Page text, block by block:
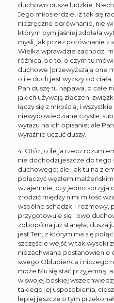
duchowo dusze ludzkie.
Jego miłosierdzie, iż tak się
niezręczne porównanie, nie
którym bym jaśniej zdołała
myśli, jak przez porównanie z
Wielka wprawdzie zachodzi
różnica, bo to, o czym tu
duchowe (przewyższają one
o ile duch jest wyższy od
Pan duszę tu napawa, o całe
jakich używają złączeni
łączy się z miłością, i
niewypowiedziane czyste,
wyrazu na ich opisanie; ale
wyraźnie uczuć duszy.
4. Otóż, o ile ja rzecz
nie dochodzi jeszcze do tego
duchowego; ale, jak tu na
połączyć węzłem
wzajemnie, czy jedno sprzyja
zrodzić między nimi miłość
wspólne schadzki i rozmowy,
przygotowuje się i owo
zobopólna już stanęła; dusza
jest Ten, z którym ma się
szczęście wejść w tak wysoki
niezachwiane postanowienie
swego Oblubieńca i niczego
może Mu się stać przyjemną,
w swojej boskiej
takiego jej usposobienia,
lepiej jeszcze o tym